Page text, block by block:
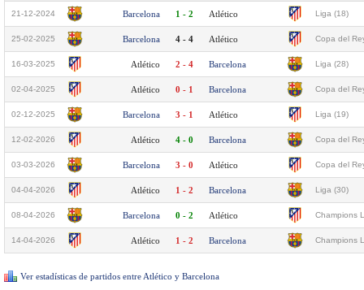
21-12-2024 Barcelona 1 - 2 Atlético Liga (18)
25-02-2025 Barcelona 4 - 4 Atlético Copa del
16-03-2025 Atlético 2 - 4 Barcelona Liga (28)
02-04-2025 Atlético 0 - 1 Barcelona Copa del
02-12-2025 Barcelona 3 - 1 Atlético Liga (19)
12-02-2026 Atlético 4 - 0 Barcelona Copa del
03-03-2026 Barcelona 3 - 0 Atlético Copa del
04-04-2026 Atlético 1 - 2 Barcelona Liga (30)
08-04-2026 Barcelona 0 - 2 Atlético Champions
14-04-2026 Atlético 1 - 2 Barcelona Champions
Ver estadísticas de partidos entre Atlético y Barcelona